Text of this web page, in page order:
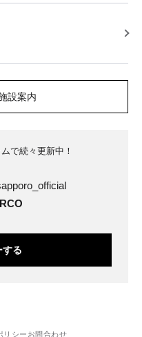
設案内
で続々更新中！
する
リシー お問合わせ